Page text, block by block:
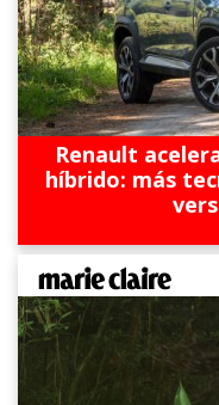
Renault
híbrido: más